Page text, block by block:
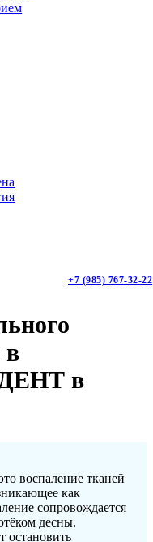
+7 (985) 767-32-22
в
ДЕНТ в
воспаление тканей
как
сопровождается
десны.
остановить